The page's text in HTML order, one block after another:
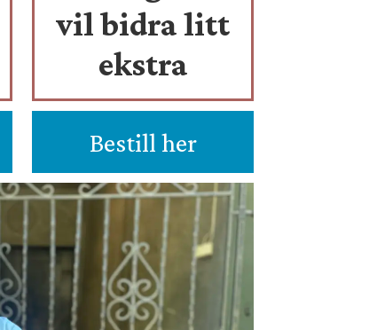
vil bidra litt
ekstra
Bestill her